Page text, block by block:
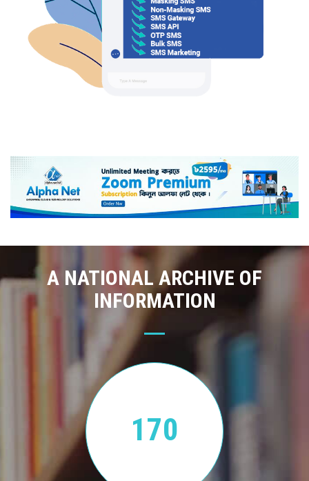
A NATIONAL ARCHIVE OF
INFORMATION
170